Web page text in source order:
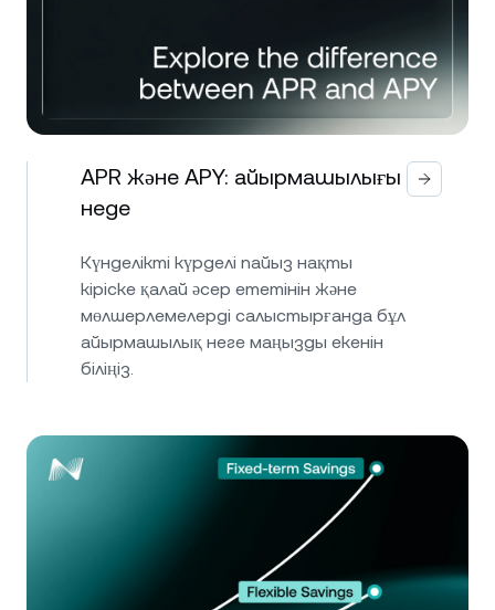
APR және APY: айырмашылығы
неде
Күнделікті күрделі пайыз нақты
кіріске қалай әсер ететінін және
мөлшерлемелерді салыстырғанда бұл
айырмашылық неге маңызды екенін
біліңіз.